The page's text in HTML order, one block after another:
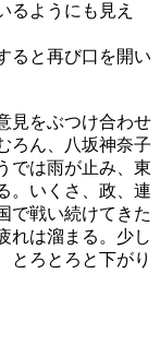
るようにも見え
ると再び口を開い
見をぶつけ合わせ
ろん、八坂神奈子
では雨が止み、東
。いくさ、政、連
で戦い続けてきた
れは溜まる。少し
とろとろと下がり